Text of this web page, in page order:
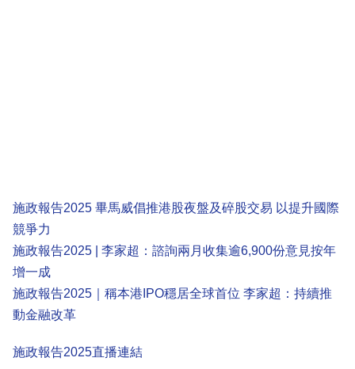
施政報告2025 畢馬威倡推港股夜盤及碎股交易 以提升國際
競爭力
施政報告2025 | 李家超：諮詢兩月收集逾6,900份意見按年
增一成
施政報告2025｜稱本港IPO穩居全球首位 李家超：持續推
動金融改革
施政報告2025直播連結